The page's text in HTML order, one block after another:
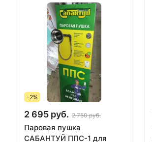
-2%
2 695 руб. 2 750 руб.
Паровая пушка
САБАНТУЙ ППС-1 для